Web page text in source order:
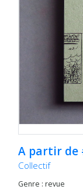
A partir de
Collectif
Genre : revue